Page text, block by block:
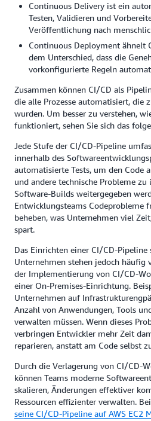
Continuous Delivery ist ein
Testen, Validieren und
Veröffentlichung nach
Continuous Deployment ähnelt
dem Unterschied, dass die
vorkonfigurierte Regeln
Zusammen können CI/CD als
die alle Prozesse automatisiert, die
wurden. Um besser zu verstehen,
funktioniert, sehen Sie sich das
Jede Stufe der CI/CD-Pipeline
innerhalb des
automatisierte Tests, um den Code
und andere technische Probleme zu
Software-Builds weitergegeben
Entwicklungsteams Codeprobleme
beheben, was Unternehmen viel
spart.
Das Einrichten einer CI/CD-Pipeline
Unternehmen stehen jedoch häufig
der Implementierung von CI/CD-
einer On-Premises-Einrichtung.
Unternehmen auf
Anzahl von Anwendungen, Tools
verwalten müssen. Wenn dieses
verbringen Entwickler mehr Zeit
reparieren, anstatt am Code selbst
Durch die Verlagerung von CI/CD-
können Teams moderne
skalieren, Änderungen effektiver
Ressourcen effizienter verwalten.
seine CI/CD-Pipeline auf AWS EC2